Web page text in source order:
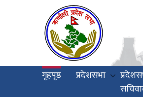
Main
navigation
गृहपृष्ठ प्रदेशसभा